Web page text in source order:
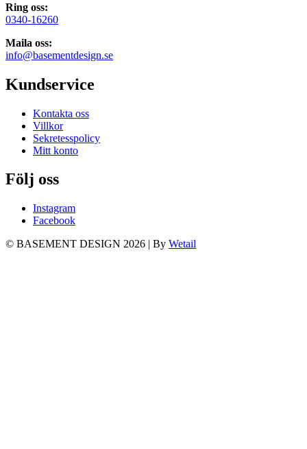
Ring oss:
0340-16260
Maila oss:
info@basementdesign.se
Kundservice
Kontakta oss
Villkor
Sekretesspolicy
Mitt konto
Följ oss
Instagram
Facebook
© BASEMENT DESIGN 2026 | By Wetail